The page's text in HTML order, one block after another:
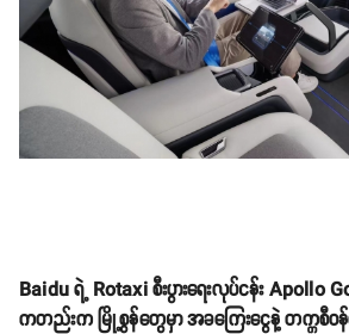
Baidu ရဲ့ Rotaxi စီးပွားရေးလုပ်ငန်း Apollo
ကတည်းက မြို့စွန်တွေမှာ အခကြေးငွေနဲ့ တက္ကစီဝ